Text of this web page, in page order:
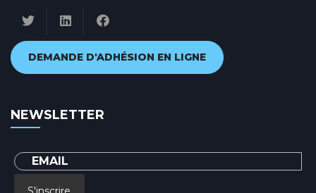
DEMANDE D'ADHÉSION EN LIGNE
NEWSLETTER